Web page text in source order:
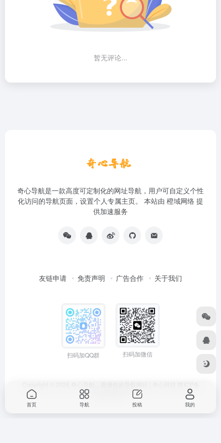
暂无评论...
奇心导航是一款高度可定制化的网址导航，用户可自定义个性
化访问的导航页面，设置个人专属主页。 本站由 橙域网络 提
供加速服务
友链申请 免责声明 广告合作 关于我们
扫码加QQ群 扫码加微信
首页 导航 投稿 我的